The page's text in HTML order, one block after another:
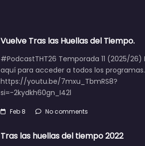
Vuelve Tras las Huellas del Tiempo.
#PodcastTHT26 Temporada 11 (2025/26)
aquí para acceder a todos los programas.
https://youtu.be/7mxu_TbmRS8?
si=-2kydkh60gn_I42l
Feb 8 No comments
Tras las huellas del tiempo 2022